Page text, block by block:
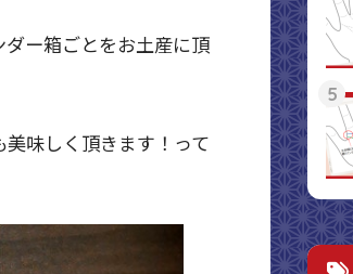
ー箱ごとをお土産に頂
味しく頂きます！って
5